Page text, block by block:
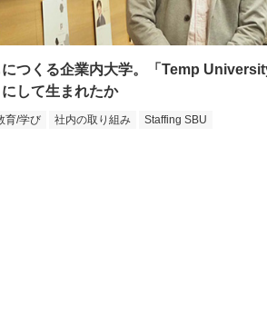
つくる企業内大学。「Temp
して生まれたか
育/学び 社内の取り組み Staffing SBU